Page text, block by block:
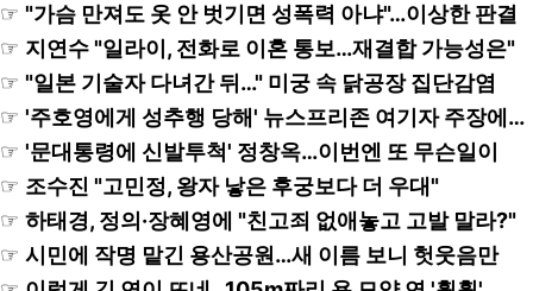
☞ "가슴 만져도 옷 안 벗기면 성폭력 아냐"…이상한 판결
☞ 지연수 "일라이, 전화로 이혼 통보…재결합 가능성은"
☞ "일본 기술자 다녀간 뒤…" 미궁 속 닭공장 집단감염
☞ '주호영에게 성추행 당해' 뉴스프리존 여기자 주장에…
☞ '문대통령에 신발투척' 정창옥…이번엔 또 무슨일이
☞ 조수진 "고민정, 왕자 낳은 후궁보다 더 우대"
☞ 하태경, 정의·장혜영에 "친고죄 없애놓고 고발 말라?"
☞ 시민에 작명 맡긴 용산공원…새 이름 보니 헛웃음만